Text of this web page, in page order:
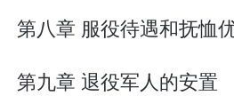
第八章 服役待遇和抚恤
第九章 退役军人的安置